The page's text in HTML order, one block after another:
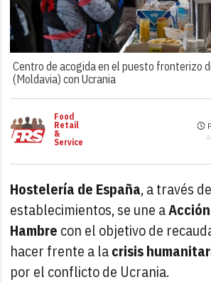
Centro de acogida en el puesto fronterizo
(Moldavia) con Ucrania
Food
Retail
&
Service
Hostelería de España, a través
establecimientos, se une a
Hambre con el objetivo de
hacer frente a lacrisis
por el conflicto de Ucrania.